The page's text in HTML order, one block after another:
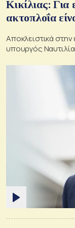
Κικίλιας:
ακτοπλοΐα
Αποκλειστικά
υπουργός